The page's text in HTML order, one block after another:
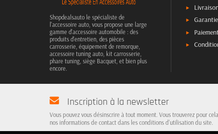
Shopdealsauto le spécialiste de
l'accessoire auto, vous propose une large
gamme d'accessoire automobile : des
produits d'entretien, des pièces
carrosserie, équipement de remorque,
accessoire tuning auto, kit carrosserie,
phare tuning, siège Bacquet, et bien plus
encore.
Inscription à la newsletter
Vous pouvez vous désinscrire à tout moment. Vous trouverez pour cela
nos informations de contact dans les conditions d'utilisation du site.